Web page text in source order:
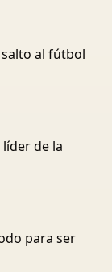
al fútbol
de la
para ser